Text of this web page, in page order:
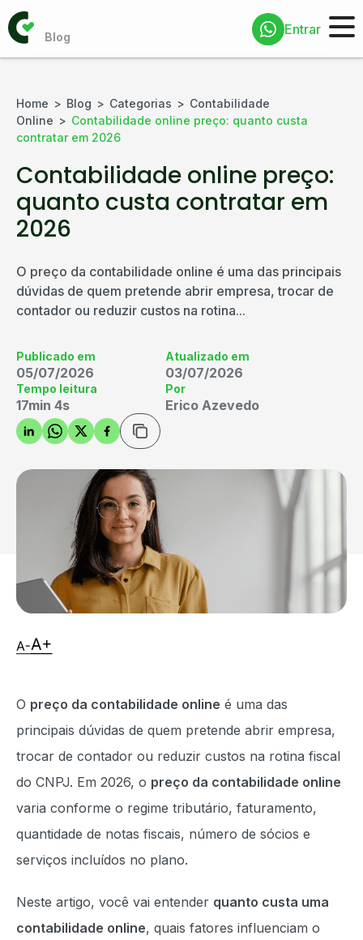
Entrar
Home Blog Categorias
Contabilidade
Online
Contabilidade online preço: quanto custa
contratar em 2026
Contabilidade online preço:
quanto custa contratar em
2026
O preço da contabilidade online é uma das principais
dúvidas de quem pretende abrir empresa, trocar de
contador ou reduzir custos na rotina...
Publicado em
05/07/2026
Atualizado em
03/07/2026
Tempo leitura
17min 4s
Por
Erico Azevedo
O preço da contabilidade online é uma das
principais dúvidas de quem pretende abrir empresa,
trocar de contador ou reduzir custos na rotina fiscal
do CNPJ. Em 2026, o preço da contabilidade online
varia conforme o regime tributário, faturamento,
quantidade de notas fiscais, número de sócios e
serviços incluídos no plano.
Neste artigo, você vai entender quanto custa uma
contabilidade online, quais fatores influenciam o